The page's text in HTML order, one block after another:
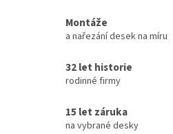
v
Montáže
a nařezání desek na míru
32 let historie
rodinné firmy
15 let záruka
na vybrané desky